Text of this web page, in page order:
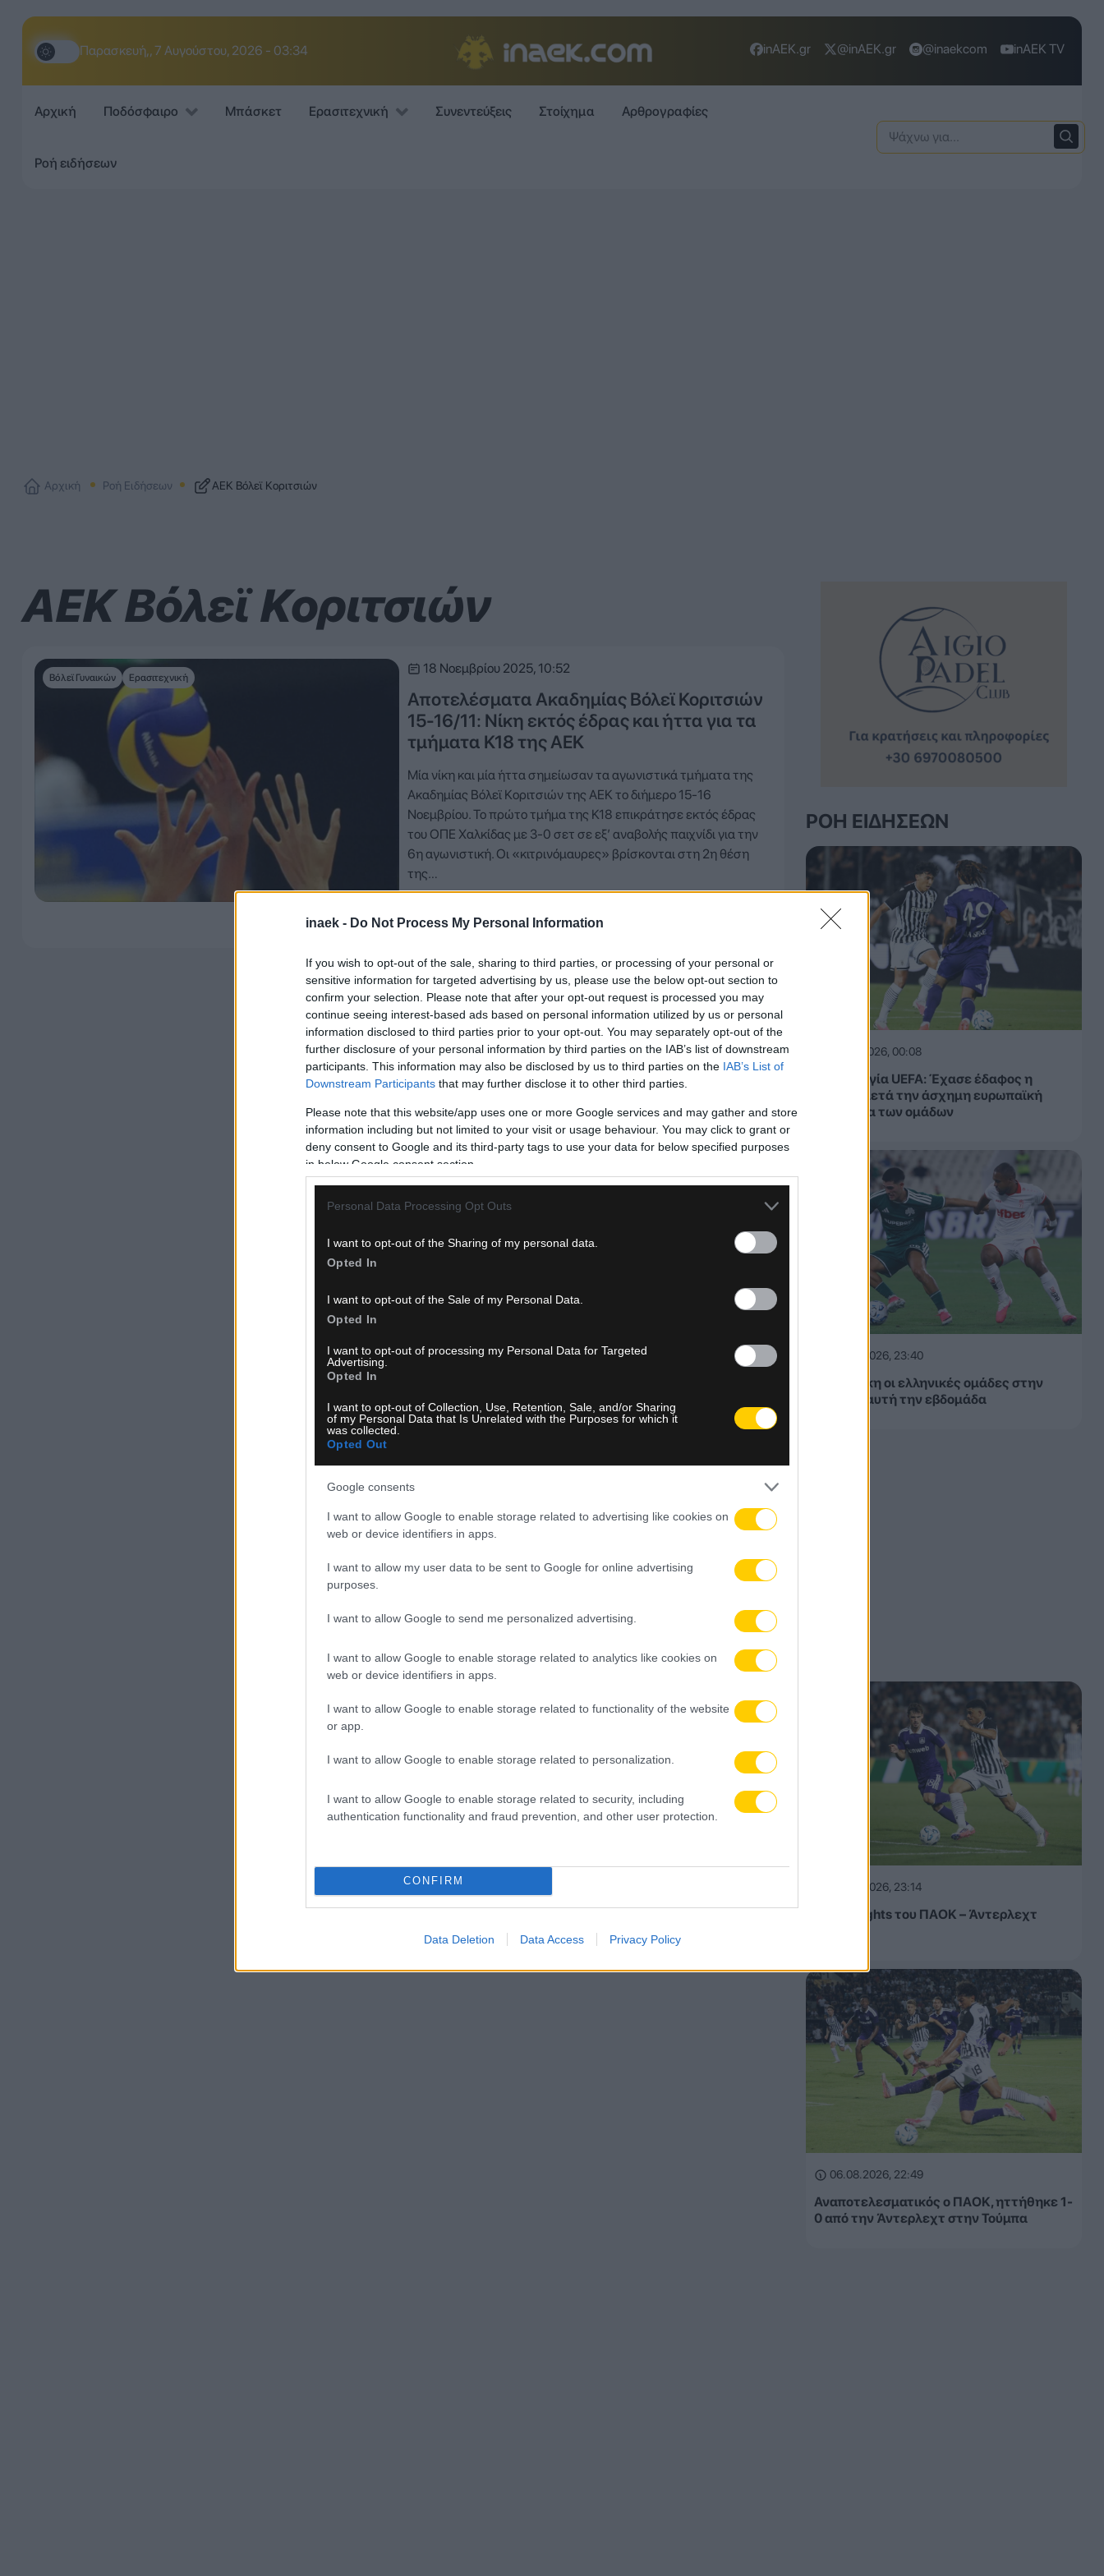
inaek - Do Not Process My Personal Information
If you wish to opt-out of the sale, sharing to third parties, or processing of your personal or
sensitive information for targeted advertising by us, please use the below opt-out section to
confirm your selection. Please note that after your opt-out request is processed you may
continue seeing interest-based ads based on personal information utilized by us or personal
information disclosed to third parties prior to your opt-out. You may separately opt-out of the
further disclosure of your personal information by third parties on the IAB’s list of downstream
participants. This information may also be disclosed by us to third parties on the IAB’s List of
Downstream Participants that may further disclose it to other third parties.
Please note that this website/app uses one or more Google services and may gather and store
information including but not limited to your visit or usage behaviour. You may click to grant or
deny consent to Google and its third-party tags to use your data for below specified purposes
in below Google consent section.
Personal Data Processing Opt Outs
I want to opt-out of the Sharing of my personal data.
Opted In
I want to opt-out of the Sale of my Personal Data.
Opted In
I want to opt-out of processing my Personal Data for Targeted
Advertising.
Opted In
I want to opt-out of Collection, Use, Retention, Sale, and/or Sharing
of my Personal Data that Is Unrelated with the Purposes for which it
was collected.
Opted Out
Google consents
I want to allow Google to enable storage related to advertising like cookies on
web or device identifiers in apps.
I want to allow my user data to be sent to Google for online advertising
purposes.
I want to allow Google to send me personalized advertising.
I want to allow Google to enable storage related to analytics like cookies on
web or device identifiers in apps.
I want to allow Google to enable storage related to functionality of the website
or app.
I want to allow Google to enable storage related to personalization.
I want to allow Google to enable storage related to security, including
authentication functionality and fraud prevention, and other user protection.
CONFIRM
Data Deletion Data Access Privacy Policy
Παρασκευή,, 7 Αυγούστου, 2026 - 03:34 inAEK.gr @inAEK.gr @inaekcom inAEK TV
Αρχική Ποδόσφαιρο Μπάσκετ Ερασιτεχνική Συνεντεύξεις Στοίχημα Αρθρογραφίες
Ροή ειδήσεων
Αρχική Ροή Ειδήσεων ΑΕΚ Βόλεϊ Κοριτσιών
ΑΕΚ Βόλεϊ Κοριτσιών
Βόλεϊ Γυναικών Ερασιτεχνική
18 Νοεμβρίου 2025, 10:52
Αποτελέσματα Ακαδημίας Βόλεϊ Κοριτσιών
15-16/11: Νίκη εκτός έδρας και ήττα για τα
τμήματα Κ18 της ΑΕΚ
Μία νίκη και μία ήττα σημείωσαν τα αγωνιστικά τμήματα της
Ακαδημίας Βόλεϊ Κοριτσιών της ΑΕΚ το διήμερο 15-16
Νοεμβρίου. Το πρώτο τμήμα της Κ18 επικράτησε εκτός έδρας
του ΟΠΕ Χαλκίδας με 3-0 σετ σε εξ’ αναβολής παιχνίδι για την
6η αγωνιστική. Οι «κιτρινόμαυρες» βρίσκονται στη 2η θέση
της…
ΡΟΉ ΕΙΔΉΣΕΩΝ
07.08.2026, 00:08
Βαθμολογία UEFA: Έχασε έδαφος η
Ελλάδα μετά την άσχημη ευρωπαϊκή
εβδομάδα των ομάδων
06.08.2026, 23:40
Δίχως νίκη οι ελληνικές ομάδες στην
Ευρώπη αυτή την εβδομάδα
06.08.2026, 23:14
Τα highlights του ΠΑΟΚ – Άντερλεχτ
06.08.2026, 22:49
Αναποτελεσματικός ο ΠΑΟΚ, ηττήθηκε 1-
0 από την Άντερλεχτ στην Τούμπα